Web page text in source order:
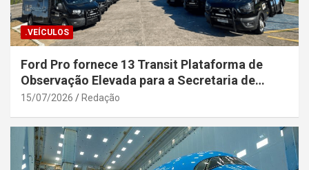
.VEÍCULOS
Ford Pro fornece 13 Transit Plataforma de
Observação Elevada para a Secretaria de
Segurança Pública da Bahia
15/07/2026 Redação